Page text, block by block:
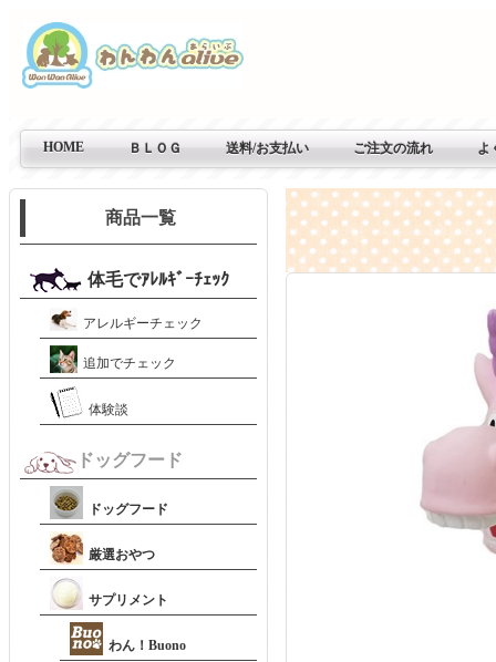
HOME ＢＬＯＧ 送料/お支払い ご注文の流れ よ
商品一覧
体毛でｱﾚﾙｷﾞｰﾁｪｯｸ
アレルギーチェック
追加でチェック
体験談
ドッグフード
ドッグフード
厳選おやつ
サプリメント
わん！Buono